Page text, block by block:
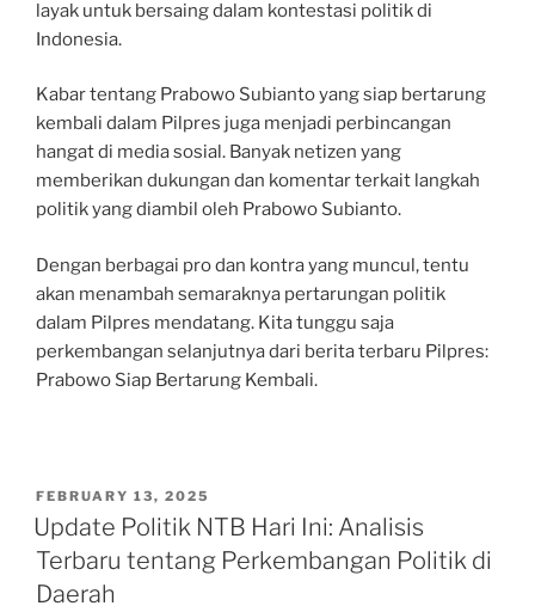
layak untuk bersaing dalam kontestasi politik di
Indonesia.
Kabar tentang Prabowo Subianto yang siap bertarung
kembali dalam Pilpres juga menjadi perbincangan
hangat di media sosial. Banyak netizen yang
memberikan dukungan dan komentar terkait langkah
politik yang diambil oleh Prabowo Subianto.
Dengan berbagai pro dan kontra yang muncul, tentu
akan menambah semaraknya pertarungan politik
dalam Pilpres mendatang. Kita tunggu saja
perkembangan selanjutnya dari berita terbaru Pilpres:
Prabowo Siap Bertarung Kembali.
POSTED
ON
FEBRUARY 13, 2025
Update Politik NTB Hari Ini: Analisis
Terbaru tentang Perkembangan Politik di
Daerah